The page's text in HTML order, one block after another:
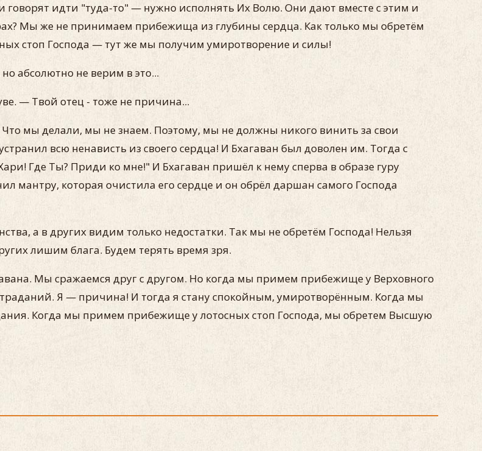
идти "туда-то" — нужно исполнять Их Волю. Они дают вместе с этим и
Мы же не принимаем прибежища из глубины сердца. Как только мы обретём
стоп Господа — тут же мы получим умиротворение и силы!
абсолютно не верим в это...
— Твой отец - тоже не причина...
мы делали, мы не знаем. Поэтому, мы не должны никого винить за свои
всю ненависть из своего сердца! И Бхагаван был доволен им. Тогда с
Где Ты? Приди ко мне!" И Бхагаван пришёл к нему сперва в образе гуру
мантру, которая очистила его сердце и он обрёл даршан самого Господа
а в других видим только недостатки. Так мы не обретём Господа! Нельзя
лишим блага. Будем терять время зря.
Мы сражаемся друг с другом. Но когда мы примем прибежище у Верховного
Я — причина! И тогда я стану спокойным, умиротворённым. Когда мы
Когда мы примем прибежище у лотосных стоп Господа, мы обретем Высшую